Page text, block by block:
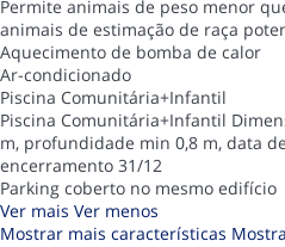
Permite animais de peso menor
animais de estimação de raça
Aquecimento de bomba de calor
Ar-condicionado
Piscina Comunitária+Infantil
Piscina Comunitária+Infantil
m, profundidade min 0,8 m, data
encerramento 31/12
Parking coberto no mesmo edifício
Ver mais Ver menos
Mostrar mais características